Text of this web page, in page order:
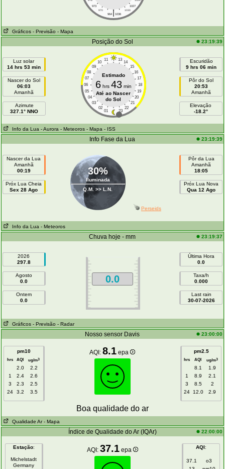
973
1027
970
1030
|
964 1036
Gráficos - Previsão - Mapa
Posição do Sol 23:19:39
Luz solar
14 hrs 53 min
Nascer do Sol
06:03
Amanhã
Azimute
327.1° NNO
11 13
10
14
09
15
08
16
07
17
06
18
05
19
04
20
03
21
02
22
01 23
Estimado
6hrs 43min
Até ao Nascer
do Sol
Escuridão
9 hrs 06 min
Pôr do Sol
20:53
Amanhã
Elevação
-18.2°
Info da Lua - Aurora - Meteoros - Mapa - ISS
Info Fase da Lua 23:19:39
Nascer da Lua
Amanhã
00:19
Próx Lua Cheia
Sex 28 Ago
30%
Iluminada
Q.M. >> L.N.
Pôr da Lua
Amanhã
18:05
Próx Lua Nova
Qua 12 Ago
Perseids
Info da Lua - Meteoros
Chuva hoje - mm 23:19:37
2026
297.8
Agosto
0.0
Ontem
0.0
0.0
Última Hora
0.0
Taxa/h
0.000
Last rain
30-07-2026
Gráficos - Previsão - Radar
Nosso sensor Davis 23:00:00
pm10
hrs AQI ug/m3
2.0
2.2
1
2.4
2.6
3
2.3
2.5
24
3.2 3.5
AQI:8.1 epa pm2.5
hrs AQI ug/m3
8.1
1.9
1
8.9
2.1
3
8.5
2
24
12.0 2.9
Boa qualidade do ar
Qualidade Ar - Mapa
Índice de Qualidade do Ar (IQAr) 22:00:00
Estação:
Michelstadt
Germany
AQI: 37.1 epa AQI:
37.1
o3